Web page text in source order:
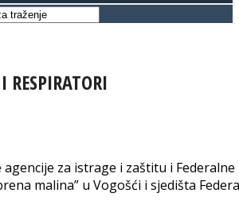
agencije za istrage i zaštitu i
malina” u Vogošći i sjedišta